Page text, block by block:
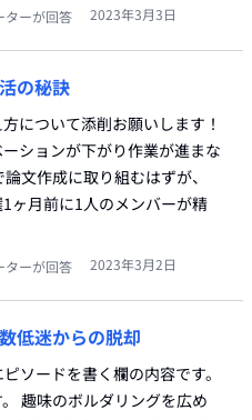
ターが回答 2023年3月3日
の秘訣
について添削お願いします！
ションが下がり作業が進まな
文作成に取り組むはずが、
ヶ月前に1人のメンバーが精
ターが回答 2023年3月2日
低迷からの脱却
ソードを書く欄の内容です。
趣味のボルダリングを広め